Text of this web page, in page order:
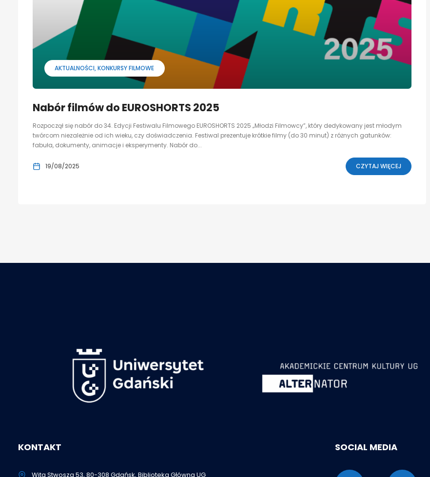
AKTUALNOŚCI KONKURSY FILMOWE
Nabór filmów do EUROSHORTS 2025
Rozpoczął się nabór do 34. Edycji Festiwalu Filmowego EUROSHORTS 2025 „Młodzi Filmowcy”, który dedykowany jest młodym
twórcom niezależnie od ich wieku, czy doświadczenia. Festiwal prezentuje krótkie filmy (do 30 minut) z różnych gatunków:
fabuła, dokumenty, animacje i eksperymenty. Nabór do...
19/08/2025 CZYTAJ WIĘCEJ
KONTAKT
Wita Stwosza 53, 80-308 Gdańsk, Biblioteka Główna UG
SOCIAL MEDIA